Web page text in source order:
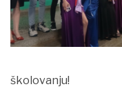
školovanju!